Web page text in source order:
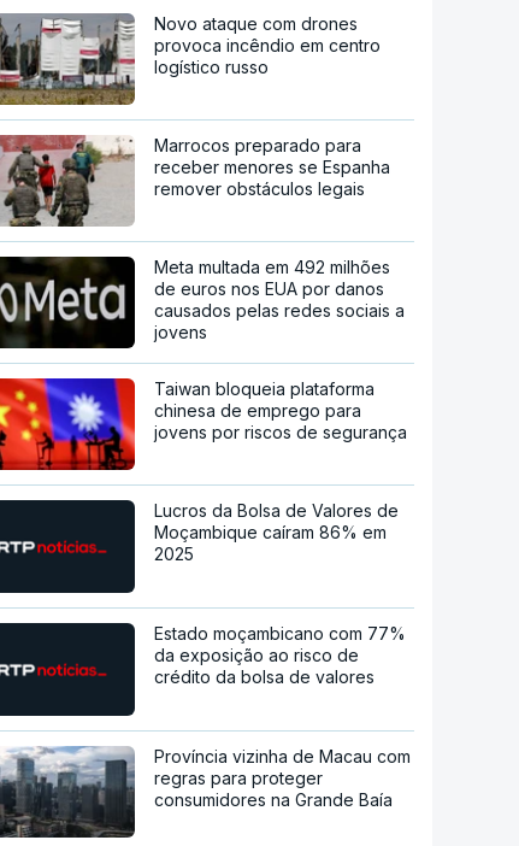
Novo ataque com drones
provoca incêndio em centro
logístico russo
Marrocos preparado para
receber menores se Espanha
remover obstáculos legais
Meta multada em 492 milhões
de euros nos EUA por danos
causados pelas redes sociais a
jovens
Taiwan bloqueia plataforma
chinesa de emprego para
jovens por riscos de segurança
Lucros da Bolsa de Valores de
Moçambique caíram 86% em
2025
Estado moçambicano com 77%
da exposição ao risco de
crédito da bolsa de valores
Província vizinha de Macau com
regras para proteger
consumidores na Grande Baía